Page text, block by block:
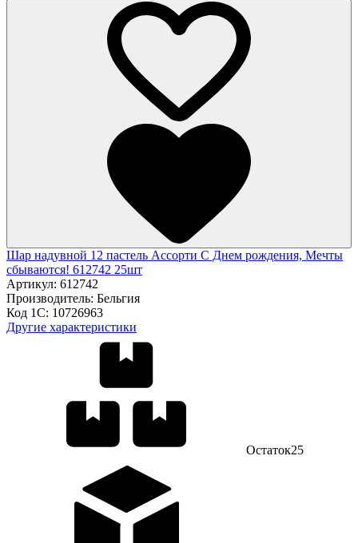
Шар надувной 12 пастель Ассорти С Днем рождения, Мечты
сбываются! 612742 25шт
Артикул: 612742
Производитель: Бельгия
Код 1С: 10726963
Другие характеристики
Остаток25